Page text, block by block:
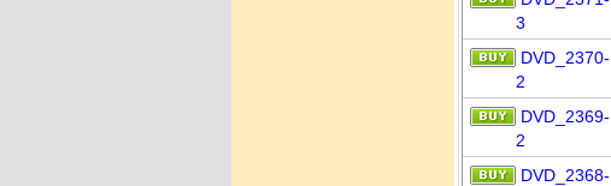
3
DVD_2370-
2
DVD_2369-
2
DVD_2368-